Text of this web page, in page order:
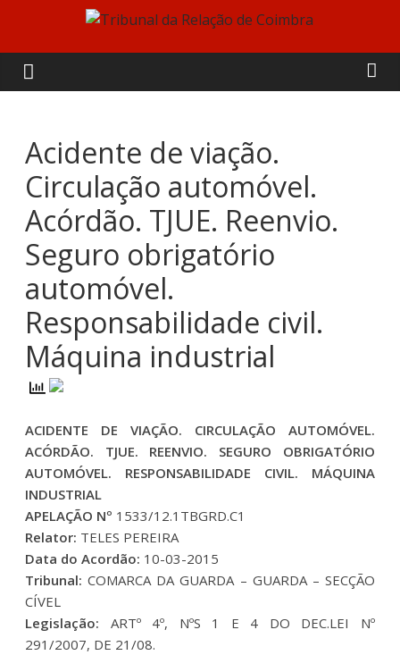
content
Tribunal
da
Relação
de
Coimbra
Acidente de viação.
Circulação automóvel.
Acórdão. TJUE. Reenvio.
Seguro obrigatório
automóvel.
Responsabilidade civil.
Máquina industrial
ACIDENTE DE VIAÇÃO. CIRCULAÇÃO AUTOMÓVEL.
ACÓRDÃO. TJUE. REENVIO. SEGURO OBRIGATÓRIO
AUTOMÓVEL. RESPONSABILIDADE CIVIL. MÁQUINA
INDUSTRIAL
APELAÇÃO Nº 1533/12.1TBGRD.C1
Relator: TELES PEREIRA
Data do Acordão: 10-03-2015
Tribunal:COMARCA DA GUARDA – GUARDA – SECÇÃO
CÍVEL
Legislação: ARTº 4º, NºS 1 E 4 DO DEC.LEI Nº
291/2007, DE 21/08.